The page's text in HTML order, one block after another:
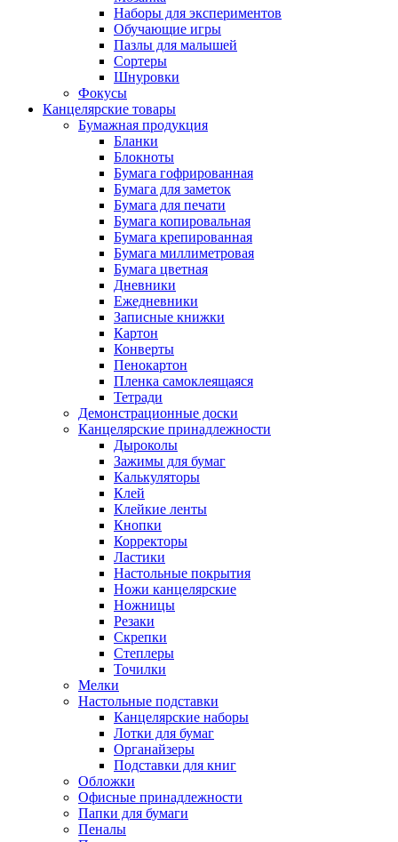
Наборы для экспериментов
Обучающие игры
Пазлы для малышей
Сортеры
Шнуровки
Фокусы
Канцелярские товары
Бумажная продукция
Бланки
Блокноты
Бумага гофрированная
Бумага для заметок
Бумага для печати
Бумага копировальная
Бумага крепированная
Бумага миллиметровая
Бумага цветная
Дневники
Ежедневники
Записные книжки
Картон
Конверты
Пенокартон
Пленка самоклеящаяся
Тетради
Демонстрационные доски
Канцелярские принадлежности
Дыроколы
Зажимы для бумаг
Калькуляторы
Клей
Клейкие ленты
Кнопки
Корректоры
Ластики
Настольные покрытия
Ножи канцелярские
Ножницы
Резаки
Скрепки
Степлеры
Точилки
Мелки
Настольные подставки
Канцелярские наборы
Лотки для бумаг
Органайзеры
Подставки для книг
Обложки
Офисные принадлежности
Папки для бумаги
Пеналы